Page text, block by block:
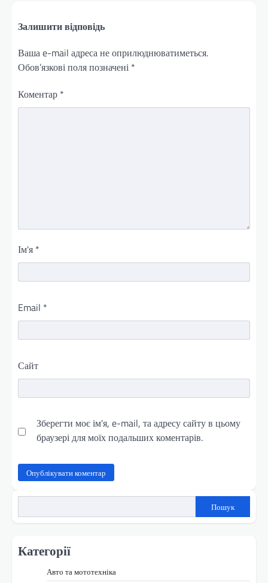
Залишити відповідь
Ваша e-mail адреса не оприлюднюватиметься.
Обов’язкові поля позначені *
Коментар *
Ім'я *
Email *
Сайт
Зберегти моє ім'я, e-mail, та адресу сайту в цьому
браузері для моїх подальших коментарів.
Пошук
Категорії
Авто та мототехніка